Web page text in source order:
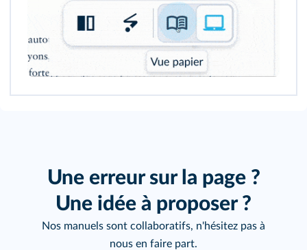
Une erreur sur la page ?
Une idée à proposer ?
Nos manuels sont collaboratifs, n'hésitez pas à
nous en faire part.